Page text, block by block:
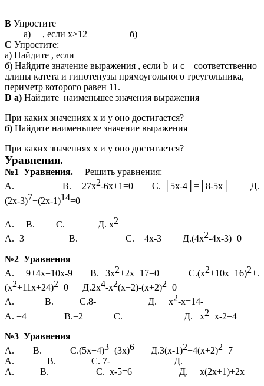
B Упростите
а) , если х>12 б)
С Упростите:
а) Найдите , если
б) Найдите значение выражения , если b и с – соответственно
длины катета и гипотенузы прямоугольного треугольника,
периметр которого равен 11.
D а) Найдите наименьшее значения выражения
При каких значениях х и у оно достигается?
б) Найдите наименьшее значение выражения
При каких значениях х и у оно достигается?
Уравнения.
№1 Уравнения.
Решить уравнения:
А. В. 27х2-6х+1=0 С. │5х-4│=│8-5х│ Д.
(2х-3)7+(2х-1)14=0
А. В. С. Д. х2=
А.=3 В.= С. =4х-3 Д.(4х2-4х-3)=0
№2 Уравнения
А. 9+4х=10х-9 В. 3х2+2х+17=0 С.(х2+10х+16)2+.
(х2+11х+24)2=0 Д.2х4-х2(х+2)-(х+2)2=0
А. В. С.8- Д. х2-х=14-
А. =4 В.=2 С. Д. х2+х-2=4
№3 Уравнения
А. В. С.(5х+4)3=(3х)6 Д.3(х-1)2+4(х+2)2=7
А. В. С. 7- Д.
А. В. С. х-5=6 Д. х(2х+1)+2х